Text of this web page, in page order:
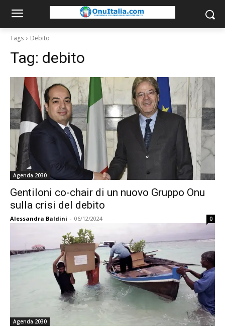
Tags Debito
Tag: debito
Agenda 2030
Gentiloni co-chair di un nuovo Gruppo Onu
sulla crisi del debito
Alessandra Baldini - 06/12/2024 0
Agenda 2030